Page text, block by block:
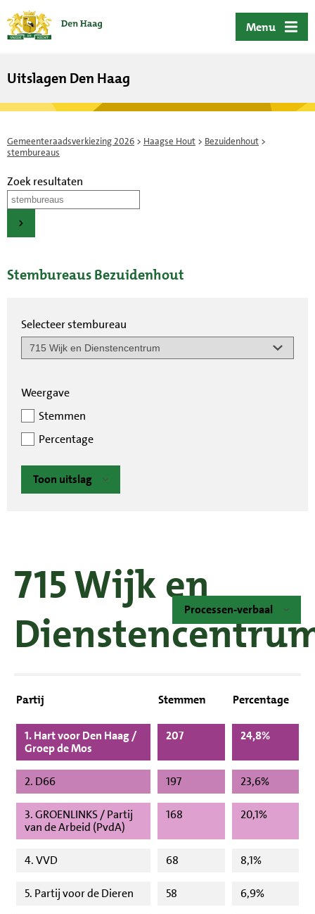
Menu
Uitslagen Den Haag
Gemeenteraadsverkiezing 2026 > Haagse Hout > Bezuidenhout >
stembureaus
Zoek resultaten
Stembureaus Bezuidenhout
Selecteer stembureau
Weergave
Stemmen
Percentage
Toon uitslag
715 Wijk enProcessen-verbaal
Partij Stemmen Percentage
1. Hart voor Den Haag /
Groep de Mos
207 24,8%
2. D66 197 23,6%
3. GROENLINKS / Partij
van de Arbeid (PvdA)
168 20,1%
4. VVD 68 8,1%
5. Partij voor de Dieren 58 6,9%